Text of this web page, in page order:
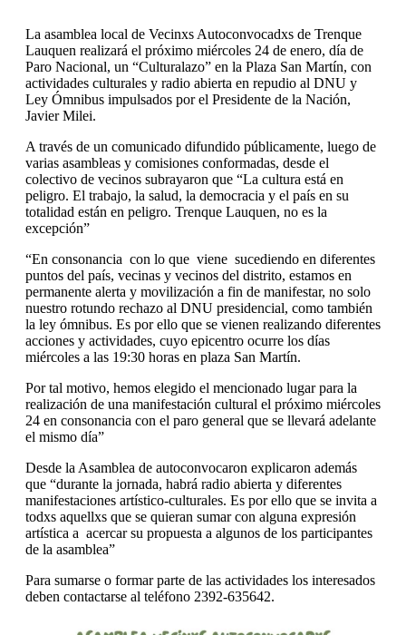
La asamblea local de Vecinxs Autoconvocadxs de Trenque
Lauquen realizará el próximo miércoles 24 de enero, día de
Paro Nacional, un “Culturalazo” en la Plaza San Martín, con
actividades culturales y radio abierta en repudio al DNU y
Ley Ómnibus impulsados por el Presidente de la Nación,
Javier Milei.
A través de un comunicado difundido públicamente, luego de
varias asambleas y comisiones conformadas, desde el
colectivo de vecinos subrayaron que “La cultura está en
peligro. El trabajo, la salud, la democracia y el país en su
totalidad están en peligro. Trenque Lauquen, no es la
excepción”
“En consonancia con lo que viene sucediendo en diferentes
puntos del país, vecinas y vecinos del distrito, estamos en
permanente alerta y movilización a fin de manifestar, no solo
nuestro rotundo rechazo al DNU presidencial, como también
la ley ómnibus. Es por ello que se vienen realizando diferentes
acciones y actividades, cuyo epicentro ocurre los días
miércoles a las 19:30 horas en plaza San Martín.
Por tal motivo, hemos elegido el mencionado lugar para la
realización de una manifestación cultural el próximo miércoles
24 en consonancia con el paro general que se llevará adelante
el mismo día”
Desde la Asamblea de autoconvocaron explicaron además
que “durante la jornada, habrá radio abierta y diferentes
manifestaciones artístico-culturales. Es por ello que se invita a
todxs aquellxs que se quieran sumar con alguna expresión
artística a acercar su propuesta a algunos de los participantes
de la asamblea”
Para sumarse o formar parte de las actividades los interesados
deben contactarse al teléfono 2392-635642.